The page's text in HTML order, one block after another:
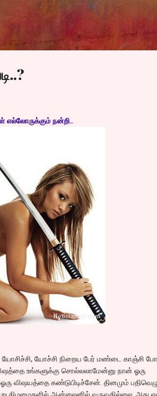
Skip to main content
எல்லோருக்கும் நன்றி..
யோசிச்சி, யோச்சி நிறைய பேர் மண்டை காஞ்சி
உங்களுக்கு சொல்லலாமேன்னு நான் ஓரு
விஷயத்தை கண்டுபிடிச்சேன். தினமும்